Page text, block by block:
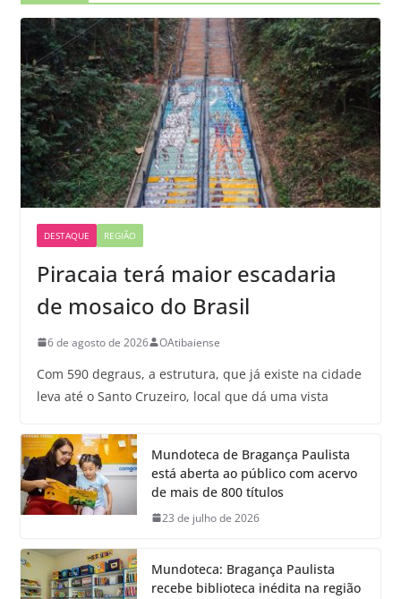
DESTAQUE REGIÃO
Piracaia terá maior escadaria
de mosaico do Brasil
6 de agosto de 2026 OAtibaiense
Com 590 degraus, a estrutura, que já existe na cidade
leva até o Santo Cruzeiro, local que dá uma vista
Mundoteca de Bragança Paulista
está aberta ao público com acervo
de mais de 800 títulos
23 de julho de 2026
Mundoteca: Bragança Paulista
recebe biblioteca inédita na região